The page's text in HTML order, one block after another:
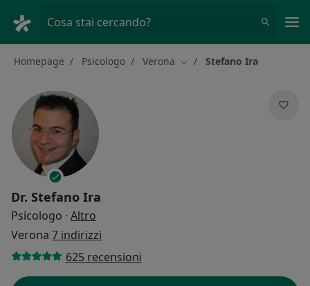
Cosa stai cercando?
Homepage Psicologo Verona Cambia città
Stefano Ira
Dr. Stefano Ira
Psicologo · Altro
Verona 7 indirizzi
625 recensioni